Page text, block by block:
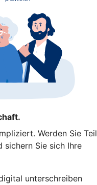
Werden Sie Teil
sichern Sie sich Ihre
unterschreiben